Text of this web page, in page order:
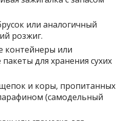
или аналогичный
розжиг.
контейнеры или
для хранения сухих
и коры, пропитанных
(самодельный